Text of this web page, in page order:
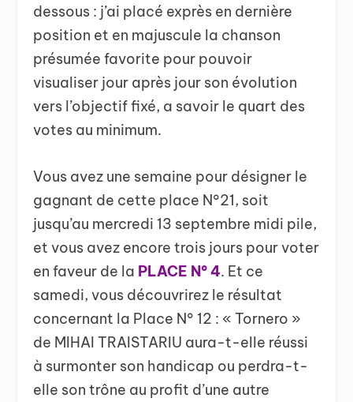
dessous : j’ai placé exprès en dernière
position et en majuscule la chanson
présumée favorite pour pouvoir
visualiser jour après jour son évolution
vers l’objectif fixé, a savoir le quart des
votes au minimum.
Vous avez une semaine pour désigner le
gagnant de cette place N°21, soit
jusqu’au mercredi 13 septembre midi pile,
et vous avez encore trois jours pour voter
en faveur de la PLACE N° 4. Et ce
samedi, vous découvrirez le résultat
concernant la Place N° 12 : « Tornero »
de MIHAI TRAISTARIU aura-t-elle réussi
à surmonter son handicap ou perdra-t-
elle son trône au profit d’une autre